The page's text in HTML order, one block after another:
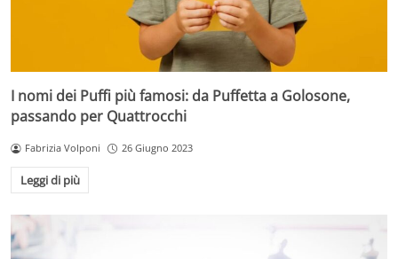
I nomi dei Puffi più famosi: da Puffetta a Golosone,
passando per Quattrocchi
Fabrizia Volponi 26 Giugno 2023
Leggi di più